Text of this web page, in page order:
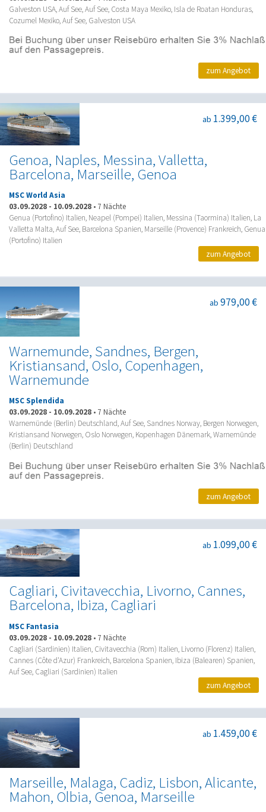
Galveston USA, Auf See, Auf See, Costa Maya Mexiko, Isla de Roatan Honduras,
Cozumel Mexiko, Auf See, Galveston USA
zum Angebot
Genoa, Naples, Messina, Valletta,
Barcelona, Marseille, Genoa
ab 1.399,00 €
MSC World Asia
03.09.2028 - 10.09.2028 • 7 Nächte
Genua (Portofino) Italien, Neapel (Pompei) Italien, Messina (Taormina) Italien, La
Valletta Malta, Auf See, Barcelona Spanien, Marseille (Provence) Frankreich, Genua
(Portofino) Italien
zum Angebot
Warnemunde, Sandnes, Bergen,
Kristiansand, Oslo, Copenhagen,
Warnemunde
ab 979,00 €
MSC Splendida
03.09.2028 - 10.09.2028 • 7 Nächte
Warnemünde (Berlin) Deutschland, Auf See, Sandnes Norway, Bergen Norwegen,
Kristiansand Norwegen, Oslo Norwegen, Kopenhagen Dänemark, Warnemünde
(Berlin) Deutschland
zum Angebot
Cagliari, Civitavecchia, Livorno, Cannes,
Barcelona, Ibiza, Cagliari
ab 1.099,00 €
MSC Fantasia
03.09.2028 - 10.09.2028 • 7 Nächte
Cagliari (Sardinien) Italien, Civitavecchia (Rom) Italien, Livorno (Florenz) Italien,
Cannes (Côte d'Azur) Frankreich, Barcelona Spanien, Ibiza (Balearen) Spanien,
Auf See, Cagliari (Sardinien) Italien
zum Angebot
Marseille, Malaga, Cadiz, Lisbon, Alicante,
Mahon, Olbia, Genoa, Marseille
ab 1.459,00 €